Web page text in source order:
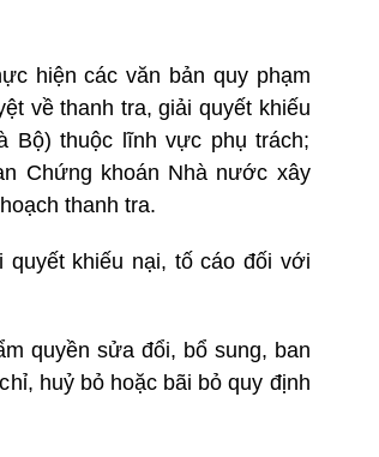
hiện các văn bản quy phạm
về thanh tra, giải quyết khiếu
Bộ) thuộc lĩnh vực phụ trách;
Chứng khoán Nhà nước xây
thanh tra.
quyết khiếu nại, tố cáo đối với
quyền sửa đổi, bổ sung, ban
huỷ bỏ hoặc bãi bỏ quy định